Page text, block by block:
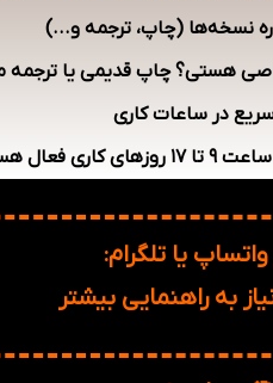
نسخه‌ها (چاپ، ترجمه و...)
هستی؟ چاپ قدیمی یا ترجمه
در ساعات کاری
ساعت به پیامت پاسخ می‌دیم.
یا تلگرام:
به راهنمایی بیشتر